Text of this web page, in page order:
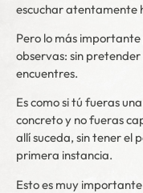
escuchar atentamente
Pero lo más importante
observas: sin
encuentres.
Es como si tú fueras
concreto y no fueras
allí suceda, sin tener el
primera instancia.
Esto es muy